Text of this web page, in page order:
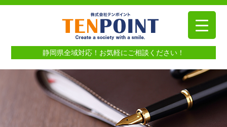
静岡県全域対応！お気軽にご相談ください！